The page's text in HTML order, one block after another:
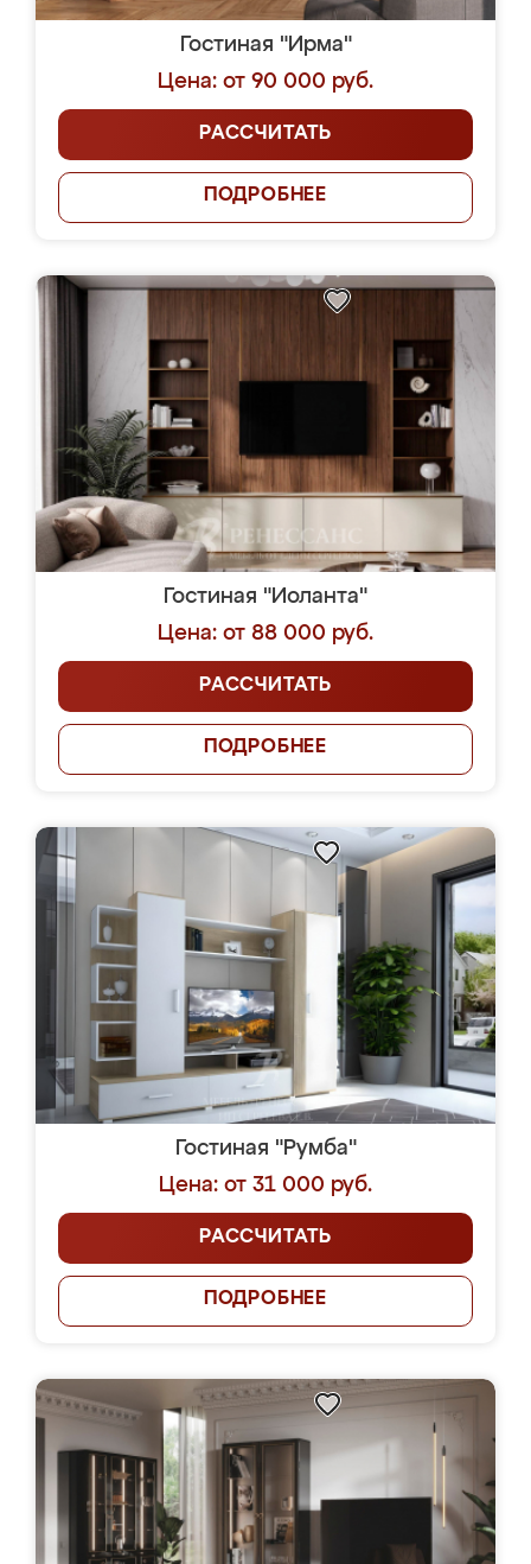
Гостиная "Ирма"
Цена: от 90 000 руб.
РАССЧИТАТЬ
ПОДРОБНЕЕ
Гостиная "Иоланта"
Цена: от 88 000 руб.
РАССЧИТАТЬ
ПОДРОБНЕЕ
Гостиная "Румба"
Цена: от 31 000 руб.
РАССЧИТАТЬ
ПОДРОБНЕЕ